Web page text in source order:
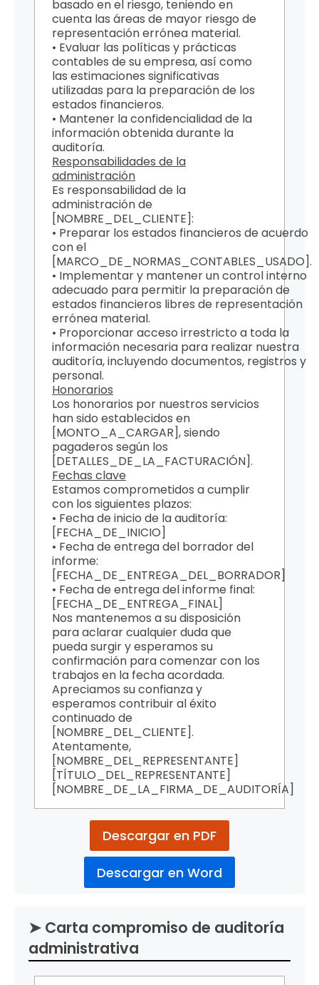
basado en el riesgo, teniendo en
cuenta las áreas de mayor riesgo de
representación errónea material.
• Evaluar las políticas y prácticas
contables de su empresa, así como
las estimaciones significativas
utilizadas para la preparación de los
estados financieros.
• Mantener la confidencialidad de la
información obtenida durante la
auditoría.
Responsabilidades de la
administración
Es responsabilidad de la
administración de
[NOMBRE_DEL_CLIENTE]:
• Preparar los estados financieros de acuerdo
con el
[MARCO_DE_NORMAS_CONTABLES_USADO].
• Implementar y mantener un control interno
adecuado para permitir la preparación de
estados financieros libres de representación
errónea material.
• Proporcionar acceso irrestricto a toda la
información necesaria para realizar nuestra
auditoría, incluyendo documentos, registros y
personal.
Honorarios
Los honorarios por nuestros servicios
han sido establecidos en
[MONTO_A_CARGAR], siendo
pagaderos según los
[DETALLES_DE_LA_FACTURACIÓN].
Fechas clave
Estamos comprometidos a cumplir
con los siguientes plazos:
• Fecha de inicio de la auditoría:
[FECHA_DE_INICIO]
• Fecha de entrega del borrador del
informe:
[FECHA_DE_ENTREGA_DEL_BORRADOR]
• Fecha de entrega del informe final:
[FECHA_DE_ENTREGA_FINAL]
Nos mantenemos a su disposición
para aclarar cualquier duda que
pueda surgir y esperamos su
confirmación para comenzar con los
trabajos en la fecha acordada.
Apreciamos su confianza y
esperamos contribuir al éxito
continuado de
[NOMBRE_DEL_CLIENTE].
Atentamente,
[NOMBRE_DEL_REPRESENTANTE]
[TÍTULO_DEL_REPRESENTANTE]
[NOMBRE_DE_LA_FIRMA_DE_AUDITORÍA]
Descargar en PDF
Descargar en Word
➤ Carta compromiso de auditoría
administrativa